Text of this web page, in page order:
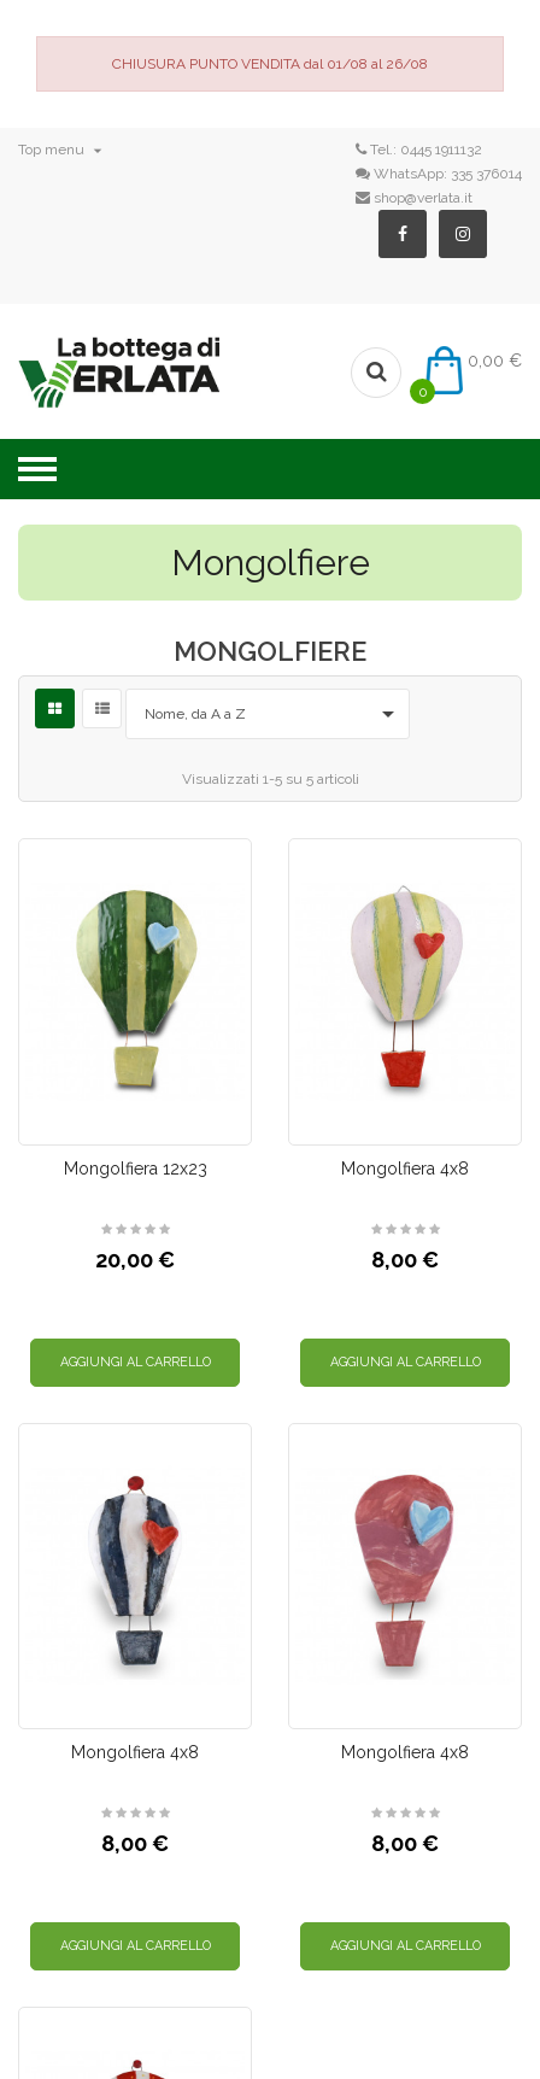
CHIUSURA PUNTO VENDITA dal 01/08 al 26/08
Top menu  Tel.: 0445 1911132
WhatsApp: 335 376014
shop@verlata.it
0,00 €
0
Mongolfiere
MONGOLFIERE
Nome, da A a Z 
Visualizzati 1-5 su 5 articoli
Mongolfiera 12x23
20,00 €
AGGIUNGI AL CARRELLO
Mongolfiera 4x8
8,00 €
AGGIUNGI AL CARRELLO
Mongolfiera 4x8
8,00 €
AGGIUNGI AL CARRELLO
Mongolfiera 4x8
8,00 €
AGGIUNGI AL CARRELLO